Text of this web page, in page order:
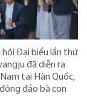
hội Đại biểu lần thứ
đã diễn ra
tại Hàn Quốc,
đảo bà con